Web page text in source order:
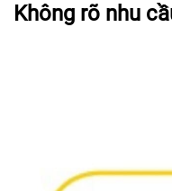
Không rõ nhu